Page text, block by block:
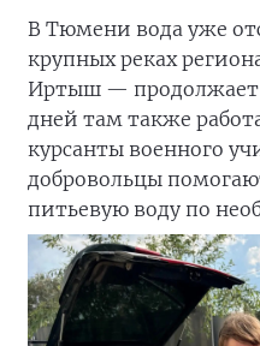
В Тюмени вода уже
крупных реках
Иртыш — продолжает
дней там также
курсанты военного
добровольцы
питьевую воду по